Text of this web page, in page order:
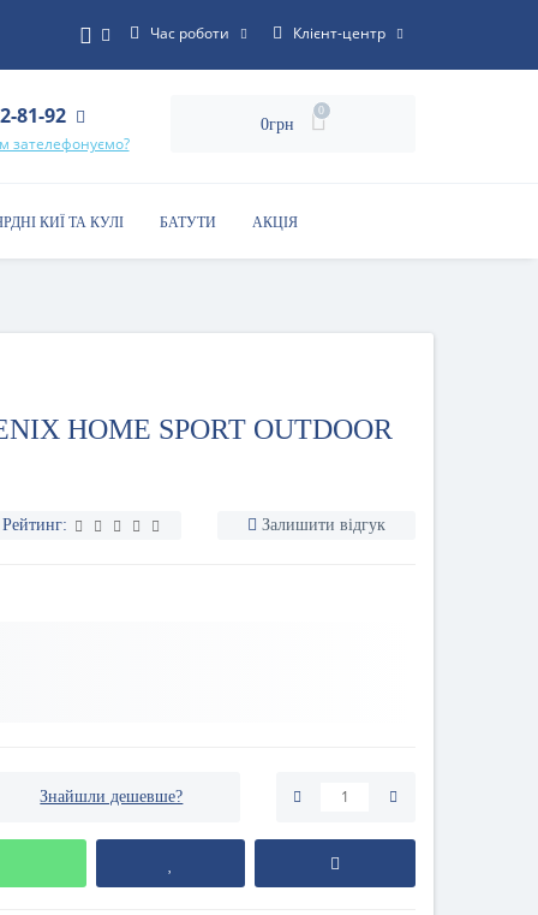
Час роботи Клієнт-центр
81-92
зателефонуємо?
0грн
0
КИЇ ТА КУЛІ БАТУТИ АКЦІЯ
HOME SPORT OUTDOOR
Рейтинг: Залишити відгук
Знайшли дешевше?